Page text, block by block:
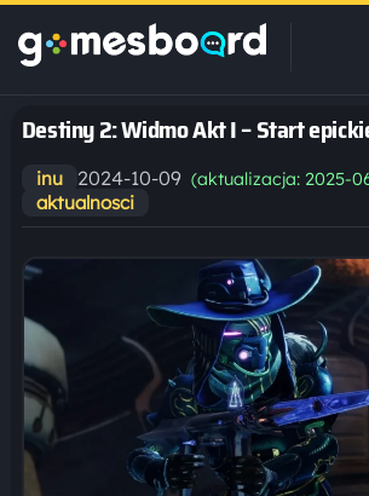
Destiny 2: Widmo Akt I – Start
inu 2024-10-09 (aktualizacja: 2025-
aktualnosci